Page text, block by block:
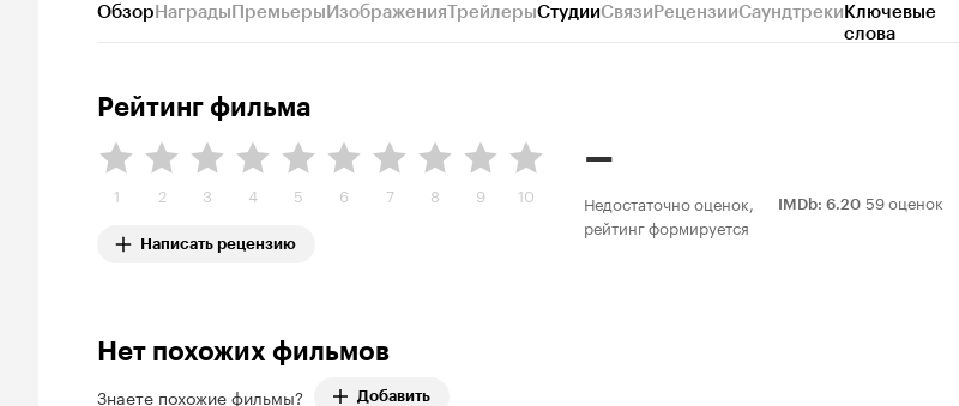
ОбзорНаградыПремьерыИзображенияТрейлерыСтудииСвязиРецензииСаундтрекиКлючевые
слова
Рейтинг фильма
1 2 3 4 5 6 7 8 9 10
Написать рецензию
–
Недостаточно оценок,
рейтинг формируется
IMDb: 6.20 59 оценок
Нет похожих фильмов
Знаете похожие фильмы? Добавить